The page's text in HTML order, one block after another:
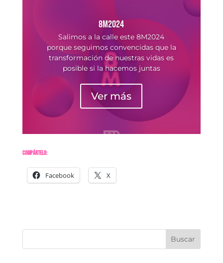
8M2024
Salimos a la calle este 8M2024
porque seguimos convencidas que la
transformación de nuestras vidas es
posible si la hacemos juntas
Ver más
Compártelo:
Facebook X